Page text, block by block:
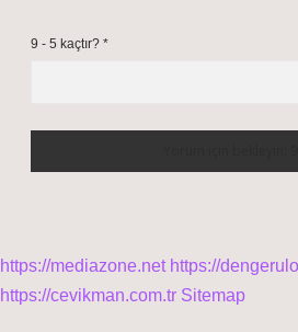
9 - 5 kaçtır? *
https://mediazone.net https://
https://cevikman.com.tr Sitemap